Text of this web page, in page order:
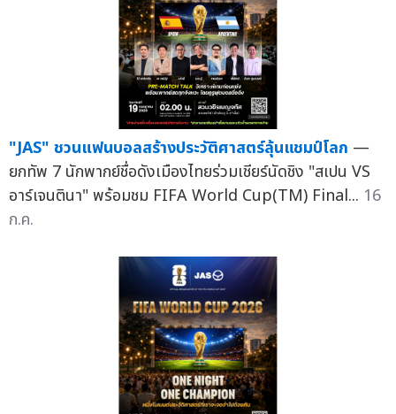
"JAS" ชวนแฟนบอลสร้างประวัติศาสตร์ลุ้นแชมป์โลก —
ยกทัพ 7 นักพากย์ชื่อดังเมืองไทยร่วมเชียร์นัดชิง "สเปน VS
อาร์เจนตินา" พร้อมชม FIFA World Cup(TM) Final... 16
ก.ค.